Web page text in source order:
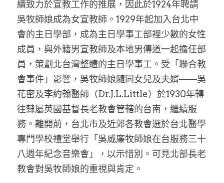
續致力於宣教工作的推展，因此於1924年聘請
吳牧師娘成為女宣教師。1929年起加入台北中
會的主日學部，成為主日學事工部裡少數的女性
成員，與外籍男宣教師及本地男傳道一起擔任部
員，策劃北台灣整體的主日學事工。受「聯合教
會事件」影響，吳牧師娘隨同女兒及夫婿——吳
花密及李約翰醫師（Dr.J.L.Little）於1930年轉
往隸屬英國基督長老教會管轄的台南，繼續服
務。離開前，台北市及近郊各教會選於台北醫學
專門學校禮堂舉行「吳威廉牧師娘在台服務三十
八週年紀念音樂會」，以示惜別。可見北部長老
教會對吳牧師娘的重視與肯定。